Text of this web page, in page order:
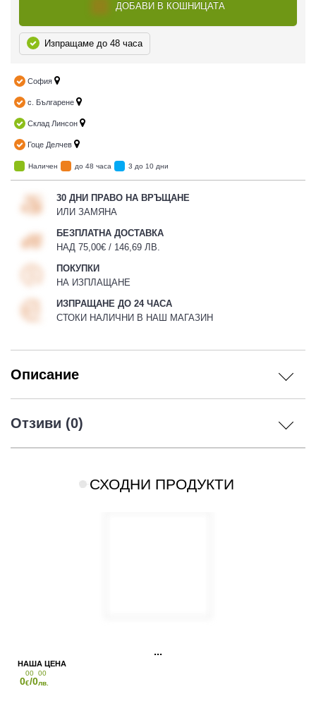
ЕКИПИРОВКА
ДОБАВИ В КОШНИЦАТА
Изпращаме до 48 часа
София
с. Българене
Склад Линсон
Гоце Делчев
Наличен до 48 часа 3 до 10 дни
30 ДНИ ПРАВО НА ВРЪЩАНЕ
ИЛИ ЗАМЯНА
БЕЗПЛАТНА ДОСТАВКА
НАД 75,00€ / 146,69 ЛВ.
ПОКУПКИ
НА ИЗПЛАЩАНЕ
ИЗПРАЩАНЕ ДО 24 ЧАСА
СТОКИ НАЛИЧНИ В НАШ МАГАЗИН
Описание
Отзиви (0)
СХОДНИ ПРОДУКТИ
0
00
€/0
00
лв.